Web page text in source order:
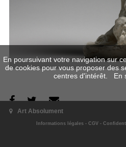
Art Absolument
Informations légales - CGV -
En poursuivant votre navigation sur
de cookies pour vous proposer des
centres d'intérêt. En